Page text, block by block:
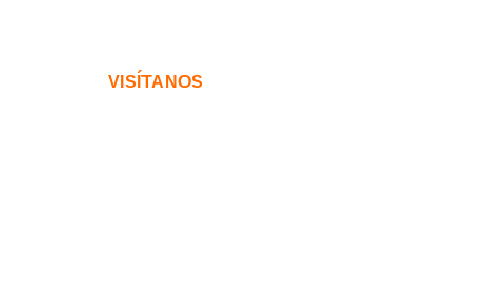
VISÍTANOS